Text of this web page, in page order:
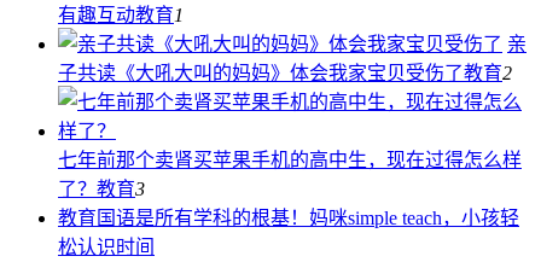
有趣互动教育1
亲
子共读《大吼大叫的妈妈》体会我家宝贝受伤了教育2
七年前那个卖肾买苹果手机的高中生，现在过得怎么样
了？ 教育3
教育 国语是所有学科的根基！妈咪simple teach，小孩轻
松认识时间